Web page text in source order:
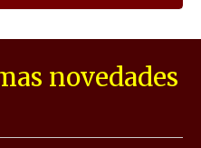
novedades